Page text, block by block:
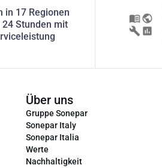
in 17 Regionen
Stunden mit
Über uns
Gruppe Sonepar
Sonepar Italy
Sonepar Italia
Werte
Nachhaltigkeit